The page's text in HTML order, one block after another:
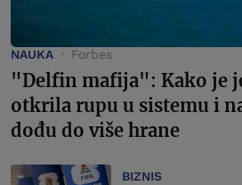
NAUKA Forbes
"Delfin mafija": Kako je
otkrila rupu u sistemu i
dođu do više hrane
BIZNIS